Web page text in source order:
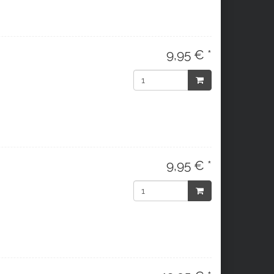
9,95 € *
9,95 € *